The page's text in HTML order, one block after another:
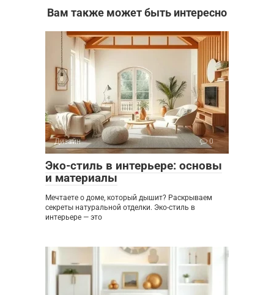
Вам также может быть интересно
Дизайн 0
Эко-стиль в интерьере: основы
и материалы
Мечтаете о доме, который дышит? Раскрываем
секреты натуральной отделки. Эко-стиль в
интерьере — это